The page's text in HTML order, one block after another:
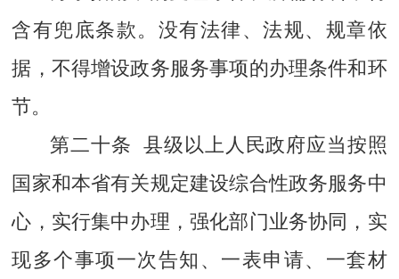
含有兜底条款。没有法律、法规、规章依
据，不得增设政务服务事项的办理条件和环
节。
第二十条 县级以上人民政府应当按照
国家和本省有关规定建设综合性政务服务中
心，实行集中办理，强化部门业务协同，实
现多个事项一次告知、一表申请、一套材